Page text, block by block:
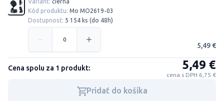
Variant: čierna
Kód produktu: Mo MO2619-03
Dostupnosť: 5 154 ks (do 48h)
5,49 €
Cena spolu za 1 produkt: 5,49 €
cena s DPH 6,75 €
Pridať do košíka